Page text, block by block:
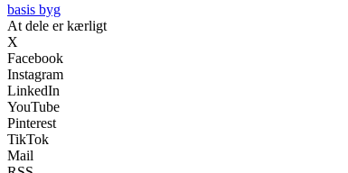
basis byg
At dele er kærligt
X
Facebook
Instagram
LinkedIn
YouTube
Pinterest
TikTok
Mail